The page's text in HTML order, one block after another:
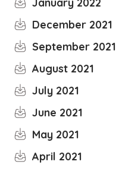
December 2021
September 2021
August 2021
July 2021
June 2021
May 2021
April 2021